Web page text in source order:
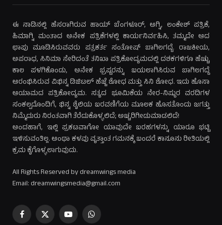
ಈ ನಾಡಿನಲ್ಲಿ ಹೆಸರಾಗಿರುವ ಹಾಯ್ ಬೆಂಗಳೂರ್, ಅಗ್ನಿ, ಲಂಕೇಶ್ ಪತ್ರಿಕೆ,
ಹಿಮಾಗ್ನಿ ಮಂತಾದ ಅನೇಕ ಪತ್ರಿಕೆಗಳಲ್ಲಿ ಕಾರ್ಯನಿರ್ವಹಿಸಿ, ತಮ್ಮದೇ ಆದ
ಛಾಪು ಮೂಡಿಸಿರುವವರು ಪತ್ರಕರ್ತ ಸಂತೋಷ್ ಬಾಗಿಲಗದ್ದೆ. ರಾಜಕೀಯ,
ಅಪರಾಧ, ಸಿನಿಮಾ ಸೇರಿದಂತೆ ತನಿಖಾ ಪತ್ರಿಕೋದ್ಯಮದಲ್ಲಿ ದಶಕಗಳಿಗೂ ಹೆಚ್ಚು
ಕಾಲ ಪಳಗಿಕೊಂಡು, ಅನೇಕ ಭ್ರಷ್ಟರನ್ನು ಬಯಲಾಗಿಸಿರುವ ಬಾಗಿಲಗದ್ದೆ
ಆರಂಭಿಸಿರುವ ವಿಭಿನ್ನ ಡಿಜಿಟಲ್ ಹೆಜ್ಜೆ ಶೋಧ ಮತ್ತು ಸಿನಿ ಶೋಧ. ಇದು ಹೊಸಾ
ಆಯಾಮದ ಪತ್ರಿಕೋದ್ಯಮ. ಸತ್ಯದ ಭೂಮಿಕೆಯ ನೇರ-ನಿಷ್ಠುರ ವರದಿಗಳ
ಸಂಕಲ್ಪದೊಂದಿಗೆ, ಭಿನ್ನ ಶೈಲಿಯ ಬರವಣಿಗೆಯ ಮೂಲಕ ಹೊಸತೊಂದು ಜಗತ್ತು
ನಿಮ್ಮೆದುರು ನಿರಂತವಾಗಿ ತೆರೆದುಕೊಳ್ಳಲಿದೆ; ಅಚ್ಚರಿಗೀಡುಮಾಡಲಿದೆ!
ಅಂದಹಾಗೆ, ಇಲ್ಲಿ ಪ್ರಕಟವಾಗೋ ಯಾವುದೇ ಬರಹಗಳನ್ನು ಯಾರೂ ಭಟ್ಟಿ
ಇಳಿಸುವಂತಿಲ್ಲ. ಅಂಥಾ ಕಳವು ವೃತ್ತಾಂತ ಗಮನಕ್ಕೆ ಬಂದರೆ ಕಾನೂನು ರೀತಿಯಲ್ಲಿ
ಕ್ರಮ ಕೈಗೊಳ್ಳಲಾಗುವುದು.
All Rights Reserved by dreamwings media
Email: dreamwingsmedia@gmail.com
Facebook
X
YouTubeWhatsApp